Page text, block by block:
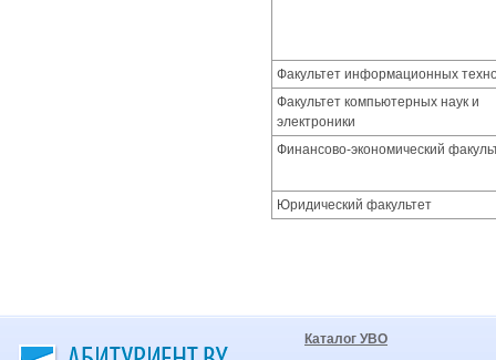
Факультет информационных
Факультет компьютерных наук и
электроники
Финансово-экономический
Юридический факультет
Каталог УВО